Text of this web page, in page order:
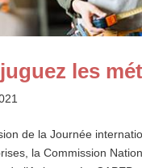
les
de la Journée
la Commission